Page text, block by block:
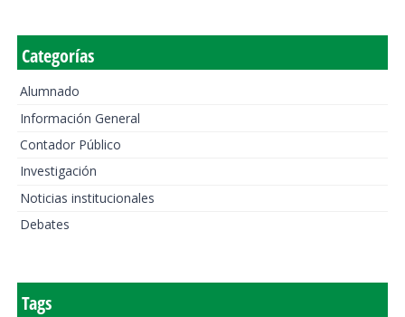
Categorías
Alumnado
Información General
Contador Público
Investigación
Noticias institucionales
Debates
Tags